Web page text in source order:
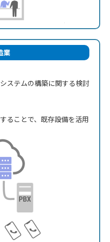
業
ステムの構築に関する検討
ることで、 既存設備を活用